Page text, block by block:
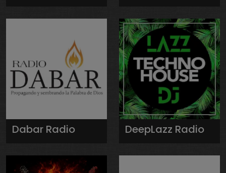
Dabar Radio DeepLazz Radio